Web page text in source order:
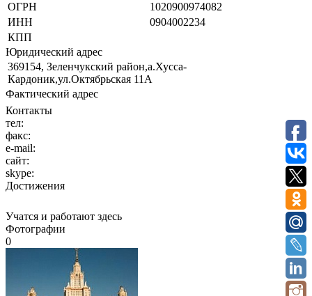
ОГРН
1020900974082
ИНН
0904002234
КПП
Юридический адрес
369154, Зеленчукский район,а.Хусса-
Кардоник,ул.Октябрьская 11А
Фактический адрес
Контакты
тел:
факс:
e-mail:
сайт:
skype:
Достижения
Учатся и работают здесь
Фотографии
0